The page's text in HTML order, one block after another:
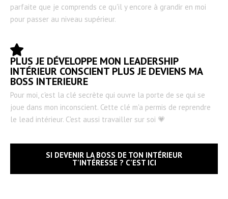
parfaite que je comprends ce qu'il y encore à grandir en moi
pour passer au niveau supérieur.
PLUS JE DÉVELOPPE MON LEADERSHIP
INTÉRIEUR CONSCIENT PLUS JE DEVIENS MA
BOSS INTERIEURE
Pour moi, c'est la clé secrète qui ouvre la porte de se qui se
joue dans mon inconscient. Cette clé m'a permis de reprendre
le lead intérieur. C'est aussi travailler sur soi 💗
SI DEVENIR LA BOSS DE TON INTÉRIEUR
T'INTÉRESSE ? C'EST ICI